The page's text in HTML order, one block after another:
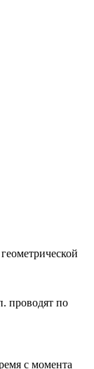
проводят по
с момента